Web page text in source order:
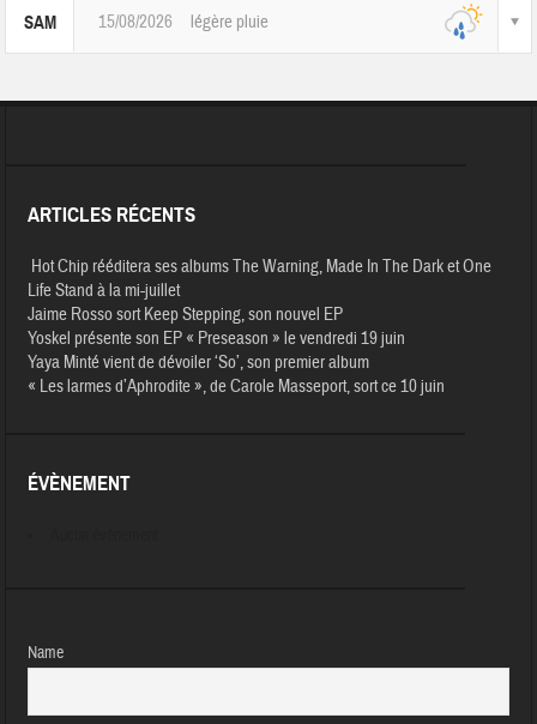
SAM 15/08/2026 légère pluie
ARTICLES RÉCENTS
Hot Chip rééditera ses albums The Warning, Made In The Dark et One
Life Stand à la mi-juillet
Jaime Rosso sort Keep Stepping, son nouvel EP
Yoskel présente son EP « Preseason » le vendredi 19 juin
Yaya Minté vient de dévoiler ‘So’, son premier album
« Les larmes d’Aphrodite », de Carole Masseport, sort ce 10 juin
ÉVÈNEMENT
Name